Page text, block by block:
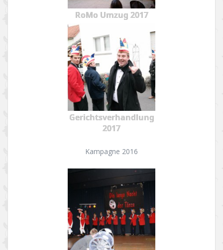
RoMo Umzug 2017
Gerichtsverhandlung
2017
Kampagne 2016